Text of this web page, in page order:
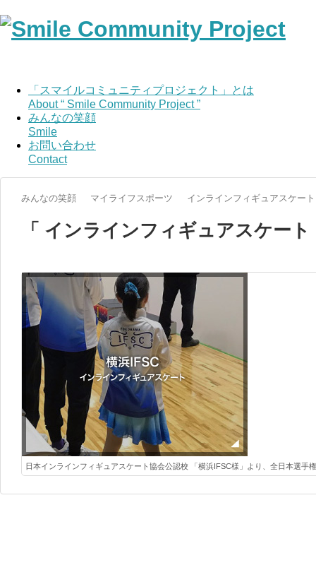
「スマイルコミュニティプロジェクト」とは
About “ Smile Community Project ”
みんなの笑顔
Smile
お問い合わせ
Contact
みんなの笑顔 マイライフスポーツ インラインフィギュアスケート
「 インラインフィギュアスケート
日本インラインフィギュアスケート協会公認校 「横浜IFSC様」より、全日本選手